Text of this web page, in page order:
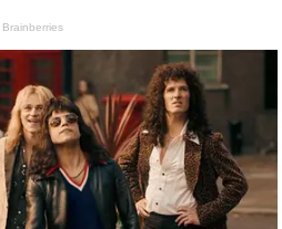
Brainberries